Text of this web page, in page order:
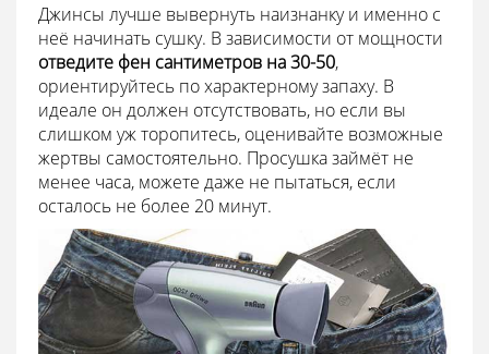
Джинсы лучше вывернуть наизнанку и именно с
неё начинать сушку. В зависимости от мощности
отведите фен сантиметров на 30-50,
ориентируйтесь по характерному запаху. В
идеале он должен отсутствовать, но если вы
слишком уж торопитесь, оценивайте возможные
жертвы самостоятельно. Просушка займёт не
менее часа, можете даже не пытаться, если
осталось не более 20 минут.